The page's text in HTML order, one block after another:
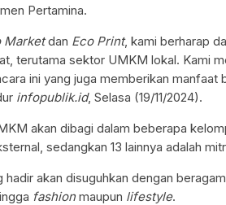
Pertamina.
Marketdan Eco Print, kami berharap
terutama sektor UMKM lokal. Kami
ini yang juga memberikan manfaat
infopublik.id, Selasa (19/11/2024).
akan dibagi dalam beberapa
sedangkan 13 lainnya adalah
hadir akan disuguhkan dengan
fashion maupun lifestyle.